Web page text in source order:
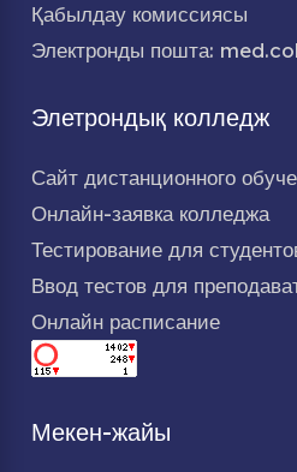
Қабылдау комиссиясы
Электронды пошта:
Элетрондық колледж
Сайт дистанционного
Онлайн-заявка колледжа
Тестирование для
Ввод тестов для
Онлайн расписание
Мекен-жайы